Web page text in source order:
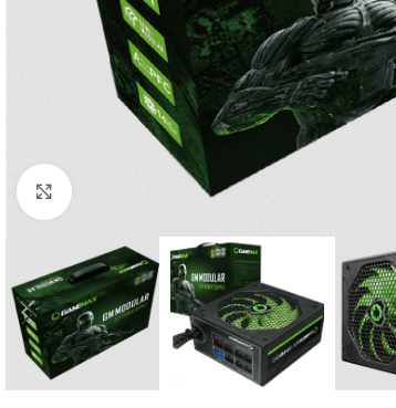
Click para agrandar